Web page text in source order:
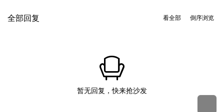
倒序浏览
看全部
全部回复
暂无回复，快来抢沙发